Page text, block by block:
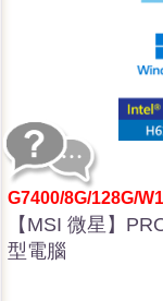
G7400/8G/128G/
【MSI 微星】
型電腦